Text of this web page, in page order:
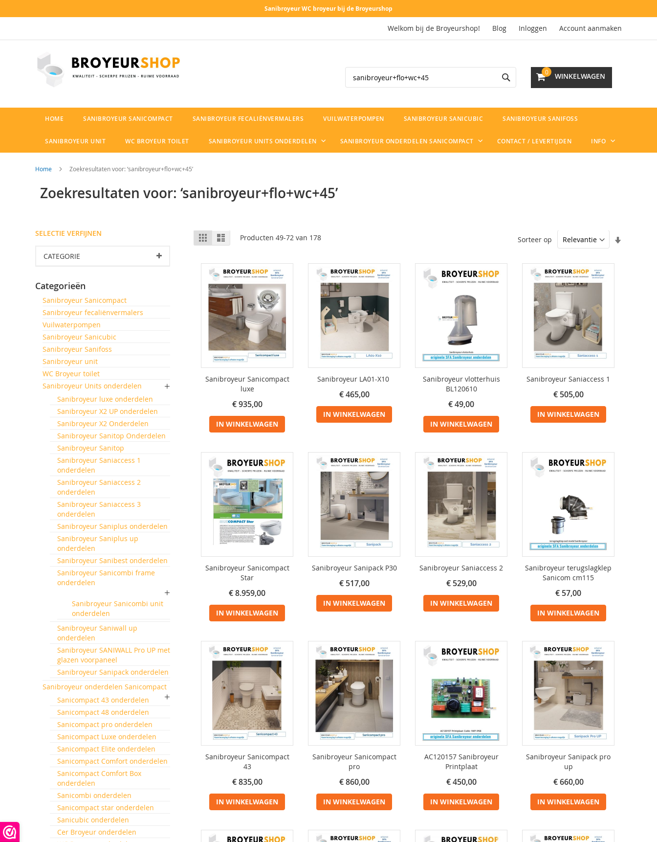
Sanibroyeur WC broyeur bij de Broyeurshop
Welkom bij de Broyeurshop! Blog Inloggen Account aanmaken
de
WINKELWAGEN
0
Search
HOME SANIBROYEUR SANICOMPACT SANIBROYEUR FECALIËNVERMALERS VUILWATERPOMPEN SANIBROYEUR SANICUBIC SANIBROYEUR SANIFOSS
SANIBROYEUR UNIT WC BROYEUR TOILET SANIBROYEUR UNITS ONDERDELEN SANIBROYEUR ONDERDELEN SANICOMPACT CONTACT / LEVERTIJDEN INFO
Home Zoekresultaten voor: ‘sanibroyeur+flo+wc+45’
Zoekresultaten voor: ‘sanibroyeur+flo+wc+45’
Tonen
als
Foto-
tabel
Lijst Producten 49-72 van 178 Sorteer op
Sanibroyeur Sanicompact
luxe
€ 935,00
IN WINKELWAGEN
Sanibroyeur LA01-X10
€ 465,00
IN WINKELWAGEN
Sanibroyeur vlotterhuis
BL120610
€ 49,00
IN WINKELWAGEN
Sanibroyeur Saniaccess 1
€ 505,00
IN WINKELWAGEN
Sanibroyeur Sanicompact
Star
€ 8.959,00
IN WINKELWAGEN
Sanibroyeur Sanipack P30
€ 517,00
IN WINKELWAGEN
Sanibroyeur Saniaccess 2
€ 529,00
IN WINKELWAGEN
Sanibroyeur terugslagklep
Sanicom cm115
€ 57,00
IN WINKELWAGEN
Sanibroyeur Sanicompact
43
€ 835,00
IN WINKELWAGEN
Sanibroyeur Sanicompact
pro
€ 860,00
IN WINKELWAGEN
AC120157 Sanibroyeur
Printplaat
€ 450,00
IN WINKELWAGEN
Sanibroyeur Sanipack pro
up
€ 660,00
IN WINKELWAGEN
SELECTIE VERFIJNEN
CATEGORIE
Categorieën
Sanibroyeur Sanicompact
Sanibroyeur fecaliënvermalers
Vuilwaterpompen
Sanibroyeur Sanicubic
Sanibroyeur Sanifoss
Sanibroyeur unit
WC Broyeur toilet
Sanibroyeur Units onderdelen
Sanibroyeur luxe onderdelen
Sanibroyeur X2 UP onderdelen
Sanibroyeur X2 Onderdelen
Sanibroyeur Sanitop Onderdelen
Sanibroyeur Sanitop
Sanibroyeur Saniaccess 1
onderdelen
Sanibroyeur Saniaccess 2
onderdelen
Sanibroyeur Saniaccess 3
onderdelen
Sanibroyeur Saniplus onderdelen
Sanibroyeur Saniplus up
onderdelen
Sanibroyeur Sanibest onderdelen
Sanibroyeur Sanicombi frame
onderdelen
Sanibroyeur Sanicombi unit
onderdelen
Sanibroyeur Saniwall up
onderdelen
Sanibroyeur SANIWALL Pro UP met
glazen voorpaneel
Sanibroyeur Sanipack onderdelen
Sanibroyeur onderdelen Sanicompact
Sanicompact 43 onderdelen
Sanicompact 48 onderdelen
Sanicompact pro onderdelen
Sanicompact Luxe onderdelen
Sanicompact Elite onderdelen
Sanicompact Comfort onderdelen
Sanicompact Comfort Box
onderdelen
Sanicombi onderdelen
Sanicompact star onderdelen
Sanicubic onderdelen
Cer Broyeur onderdelen